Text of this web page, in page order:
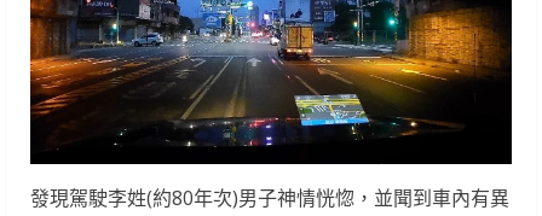
發現駕駛李姓(約80年次)男子神情恍惚，並聞到車內有異